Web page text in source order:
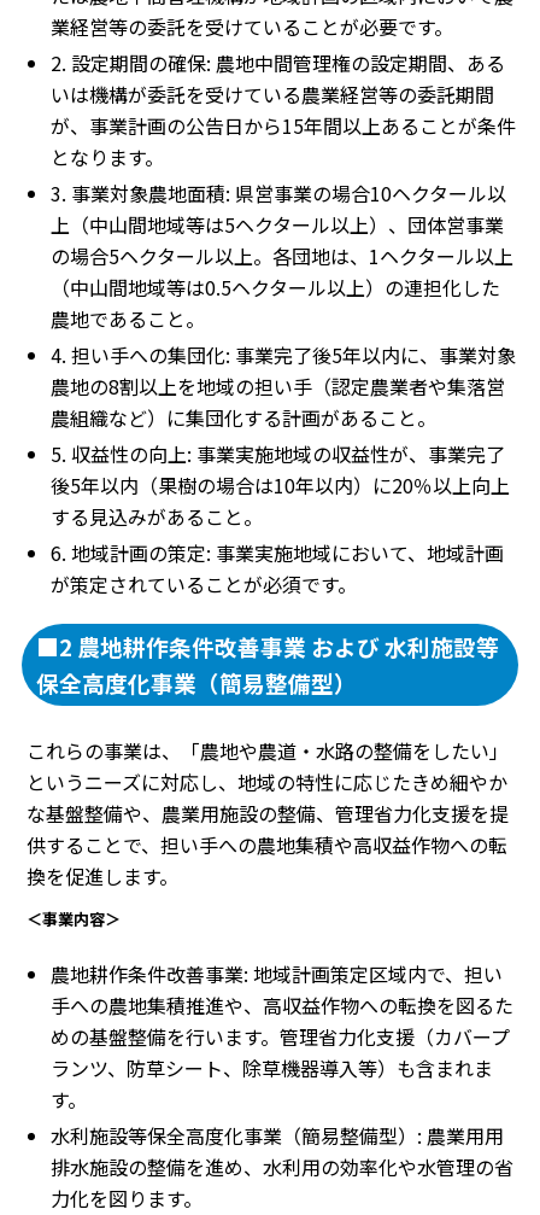
業経営等の委託を受けていることが必要です。
2. 設定期間の確保: 農地中間管理権の設定期間、ある
いは機構が委託を受けている農業経営等の委託期間
が、事業計画の公告日から15年間以上あることが条件
となります。
3. 事業対象農地面積: 県営事業の場合10ヘクタール以
上（中山間地域等は5ヘクタール以上）、団体営事業
の場合5ヘクタール以上。各団地は、1ヘクタール以上
（中山間地域等は0.5ヘクタール以上）の連担化した
農地であること。
4. 担い手への集団化: 事業完了後5年以内に、事業対象
農地の8割以上を地域の担い手（認定農業者や集落営
農組織など）に集団化する計画があること。
5. 収益性の向上: 事業実施地域の収益性が、事業完了
後5年以内（果樹の場合は10年以内）に20％以上向上
する見込みがあること。
6. 地域計画の策定: 事業実施地域において、地域計画
が策定されていることが必須です。
■2 農地耕作条件改善事業 および 水利施設等
保全高度化事業（簡易整備型）
これらの事業は、「農地や農道・水路の整備をしたい」
というニーズに対応し、地域の特性に応じたきめ細やか
な基盤整備や、農業用施設の整備、管理省力化支援を提
供することで、担い手への農地集積や高収益作物への転
換を促進します。
＜事業内容＞
農地耕作条件改善事業: 地域計画策定区域内で、担い
手への農地集積推進や、高収益作物への転換を図るた
めの基盤整備を行います。管理省力化支援（カバープ
ランツ、防草シート、除草機器導入等）も含まれま
す。
水利施設等保全高度化事業（簡易整備型）: 農業用用
排水施設の整備を進め、水利用の効率化や水管理の省
力化を図ります。